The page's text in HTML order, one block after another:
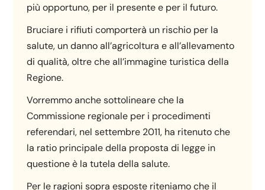
più opportuno, per il presente e per il futuro.
Bruciare i rifiuti comporterà un rischio per la
salute, un danno all’agricoltura e all’allevamento
di qualità, oltre che all’immagine turistica della
Regione.
Vorremmo anche sottolineare che la
Commissione regionale per i procedimenti
referendari, nel settembre 2011, ha ritenuto che
la ratio principale della proposta di legge in
questione è la tutela della salute.
Per le ragioni sopra esposte riteniamo che il